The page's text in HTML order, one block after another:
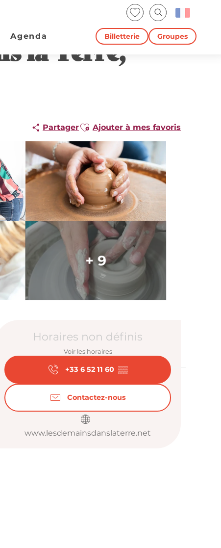
Voir les favoris
Recherche
Billetterie Groupes
Agendala Terre,
PartagerAjouter aux favoris
Ajouter à mes favoris
+ 9
Ouverture
Horaires non définis
Voir les horaires
+33 6 52 11 60 ▒▒
Contactez-nous
www.lesdemainsdanslaterre.net